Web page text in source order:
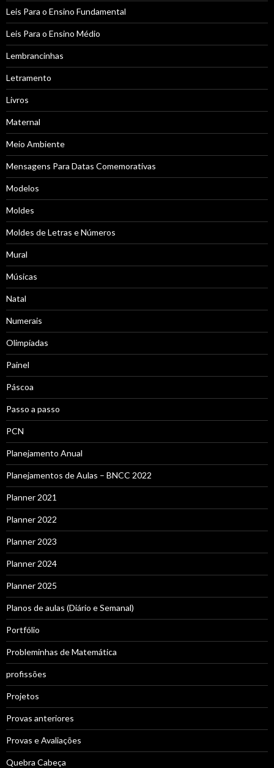
Leis Para o Ensino Fundamental
Leis Para o Ensino Médio
Lembrancinhas
Letramento
Livros
Maternal
Meio Ambiente
Mensagens Para Datas Comemorativas
Modelos
Moldes
Moldes de Letras e Números
Mural
Músicas
Natal
Numerais
Olimpíadas
Painel
Páscoa
Passo a passo
PCN
Planejamento Anual
Planejamentos de Aulas – BNCC 2022
Planner 2021
Planner 2022
Planner 2023
Planner 2024
Planner 2025
Planos de aulas (Diário e Semanal)
Portfólio
Probleminhas de Matemática
profissões
Projetos
Provas anteriores
Provas e Avaliações
Quebra Cabeça